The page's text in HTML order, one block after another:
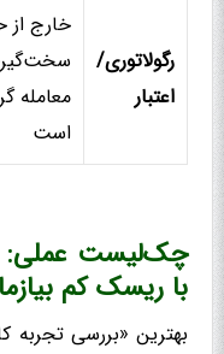
رگولاتوری/
اعتبار
خارج از
معامله
است
چک‌لیست عملی:
با ریسک کم
بهترین «بررسی تجربه